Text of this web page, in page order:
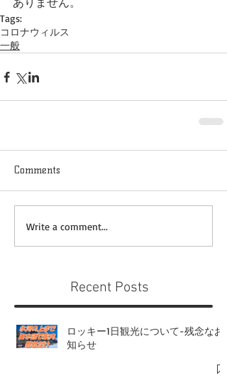
Tags:
コロナウィルス
一般
Comments
Write a comment...
Recent Posts
ロッキー1日観光について-残念なお
知らせ